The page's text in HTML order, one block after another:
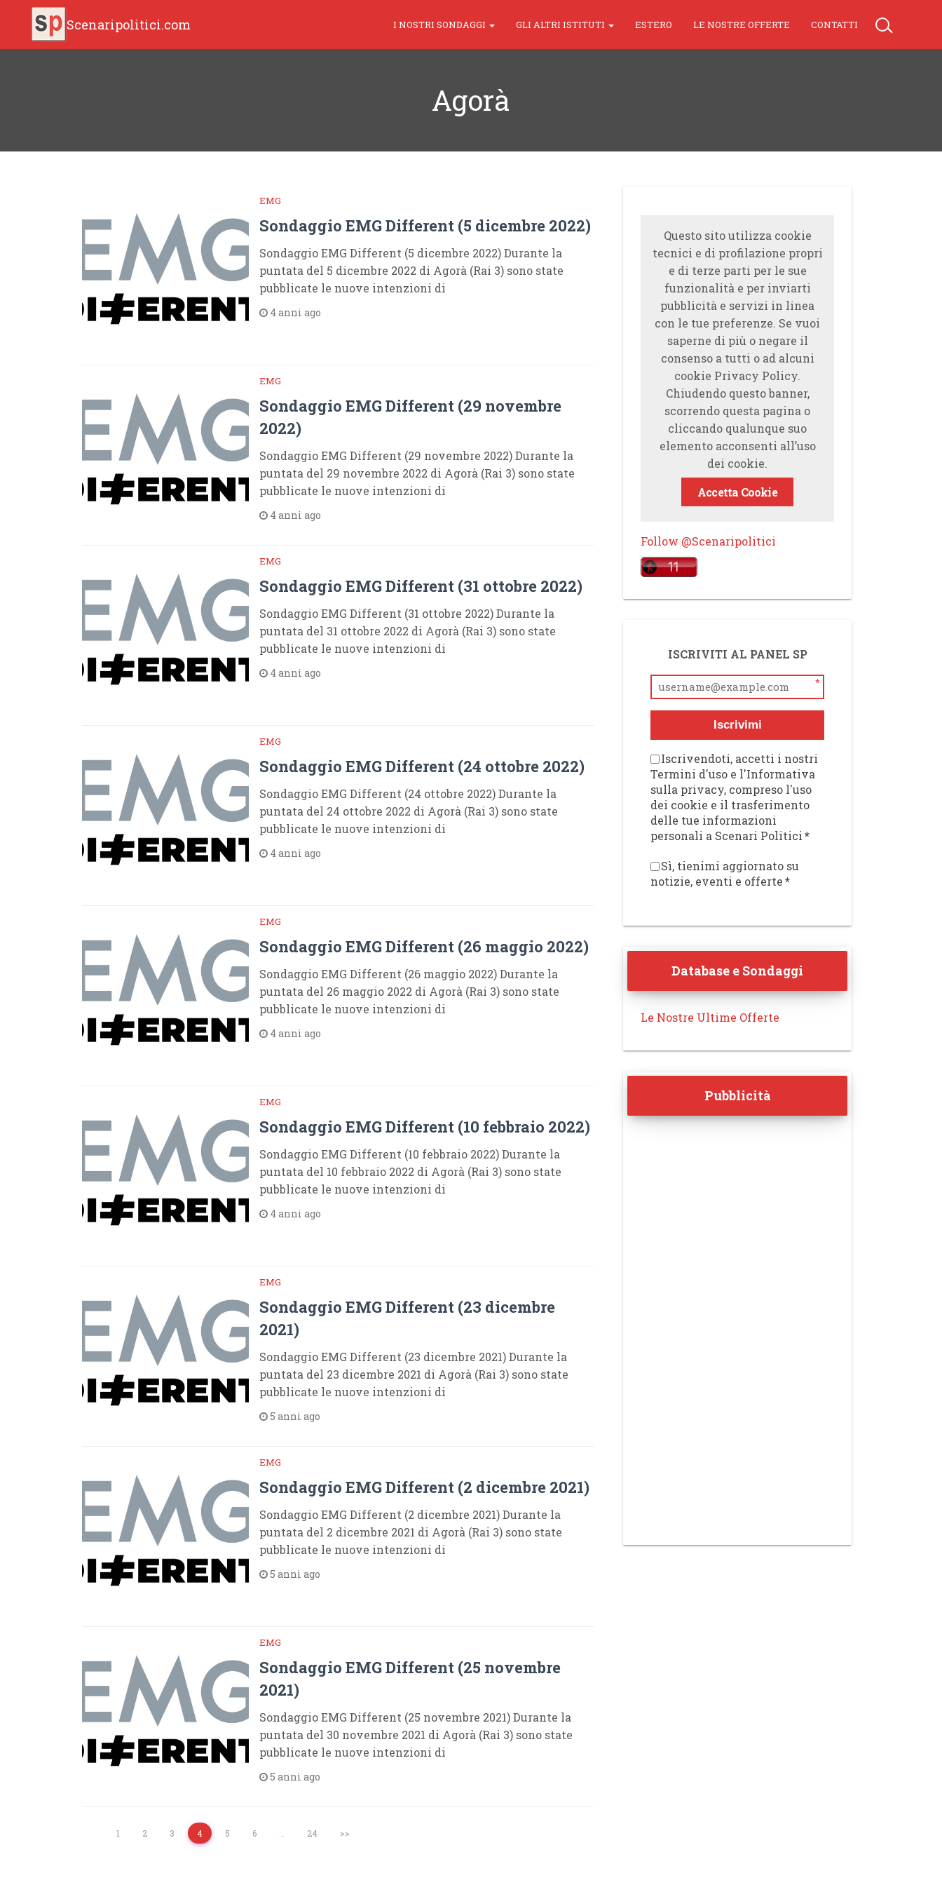
Scenaripolitici.com I NOSTRI SONDAGGI GLI ALTRI ISTITUTI ESTERO LE NOSTRE OFFERTE CONTATTI
Agorà
EMG
Sondaggio EMG Different (5 dicembre 2022)
Sondaggio EMG Different (5 dicembre 2022) Durante la
puntata del 5 dicembre 2022 di Agorà (Rai 3) sono state
pubblicate le nuove intenzioni di
4 anni ago
EMG
Sondaggio EMG Different (29 novembre
2022)
Sondaggio EMG Different (29 novembre 2022) Durante la
puntata del 29 novembre 2022 di Agorà (Rai 3) sono state
pubblicate le nuove intenzioni di
4 anni ago
EMG
Sondaggio EMG Different (31 ottobre 2022)
Sondaggio EMG Different (31 ottobre 2022) Durante la
puntata del 31 ottobre 2022 di Agorà (Rai 3) sono state
pubblicate le nuove intenzioni di
4 anni ago
EMG
Sondaggio EMG Different (24 ottobre 2022)
Sondaggio EMG Different (24 ottobre 2022) Durante la
puntata del 24 ottobre 2022 di Agorà (Rai 3) sono state
pubblicate le nuove intenzioni di
4 anni ago
EMG
Sondaggio EMG Different (26 maggio 2022)
Sondaggio EMG Different (26 maggio 2022) Durante la
puntata del 26 maggio 2022 di Agorà (Rai 3) sono state
pubblicate le nuove intenzioni di
4 anni ago
EMG
Sondaggio EMG Different (10 febbraio 2022)
Sondaggio EMG Different (10 febbraio 2022) Durante la
puntata del 10 febbraio 2022 di Agorà (Rai 3) sono state
pubblicate le nuove intenzioni di
4 anni ago
EMG
Sondaggio EMG Different (23 dicembre
2021)
Sondaggio EMG Different (23 dicembre 2021) Durante la
puntata del 23 dicembre 2021 di Agorà (Rai 3) sono state
pubblicate le nuove intenzioni di
5 anni ago
EMG
Sondaggio EMG Different (2 dicembre 2021)
Sondaggio EMG Different (2 dicembre 2021) Durante la
puntata del 2 dicembre 2021 di Agorà (Rai 3) sono state
pubblicate le nuove intenzioni di
5 anni ago
EMG
Sondaggio EMG Different (25 novembre
2021)
Sondaggio EMG Different (25 novembre 2021) Durante la
puntata del 30 novembre 2021 di Agorà (Rai 3) sono state
pubblicate le nuove intenzioni di
5 anni ago
1 2 3 4 5 6 24 >>
Questo sito utilizza cookie
tecnici e di profilazione propri
e di terze parti per le sue
funzionalità e per inviarti
pubblicità e servizi in linea
con le tue preferenze. Se vuoi
saperne di più o negare il
consenso a tutti o ad alcuni
cookie Privacy Policy.
Chiudendo questo banner,
scorrendo questa pagina o
cliccando qualunque suo
elemento acconsenti all’uso
dei cookie.
Accetta Cookie
Follow @Scenaripolitici
ISCRIVITI AL PANEL SP
*
Iscrivimi
Iscrivendoti, accetti i nostri
Termini d'uso e l'Informativa
sulla privacy, compreso l'uso
dei cookie e il trasferimento
delle tue informazioni
personali a Scenari Politici *
Sì, tienimi aggiornato su
notizie, eventi e offerte *
Database e Sondaggi
Le Nostre Ultime Offerte
Pubblicità